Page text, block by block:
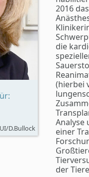
D.Bullock
2016
die
(hierbei
Analyse
einer
der